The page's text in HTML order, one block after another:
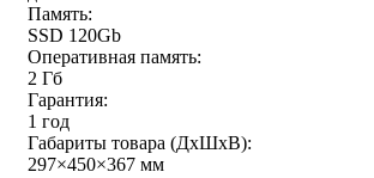
Память:
SSD 120Gb
Оперативная память:
2 Гб
Гарантия:
1 год
Габариты товара (ДxШxВ):
297×450×367 мм